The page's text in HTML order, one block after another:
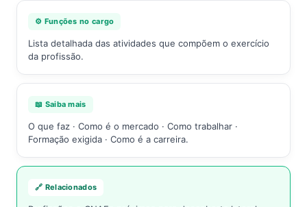
⚙️ Funções no cargo
Lista detalhada das atividades que compõem o exercício
da profissão.
📖 Saiba mais
O que faz · Como é o mercado · Como trabalhar ·
Formação exigida · Como é a carreira.
🔗 Relacionados